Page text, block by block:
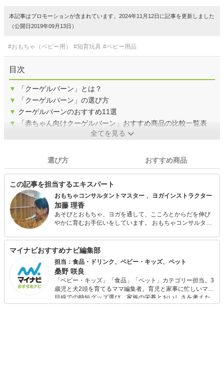
本記事はプロモーションが含まれています。2024年11月12日に記事を更新しました
（公開日2019年09月13日）
#おもちゃ（ベビー用） #知育玩具 #ベビー用品
目次
▼
「クーゲルバーン」とは？
▼
「クーゲルバーン」の選び方
▼ クーゲルバーンのおすすめ11選
▼
「赤ちゃん向けクーゲルバーン」おすすめ商品の比較一覧表
全てを見る
選び方 おすすめ商品
この記事を担当するエキスパート
おもちゃコンサルタントマスター 、ヨガインストラクター
加藤 理香
あそびとおもちゃ、ヨガを通して、こころとからだを伸び
やかに育むお手伝いをしています。 おもちゃコンサルタン
て、全国各地に出向いて活動しています。おもちゃだけで
なく、わらべうたあそびや手作りおもちゃなど、さまざま
なあそびのコンテンツを展開中。 ヨガインストラクターと
して、健やかなからだづくりや、親と子のふれあい、抱っ
ことおんぶ、からだ遊びなどの講座も開催。 赤ちゃんから
高齢者までを対象にして、「たのしい」「ここち良い」
「だいすき」をテーマに活動しています。 おもちゃコンサ
ルタントマスター、ベビーヨガインストラクター、マタニ
マイナビおすすめナビ編集部
担当：食品・ドリンク、ベビー・キッズ、ペット
桑野 咲良
「ベビー・キッズ」「食品」「ペット」カテゴリー担当。3
歳児と犬2頭を育てるママ編集者。育児と家事に忙しいママ
目線での時短グッズ選び、家族の栄養とおいしさを考えた
食品選び、束の間のリラックスタイムを楽しむためのスイ